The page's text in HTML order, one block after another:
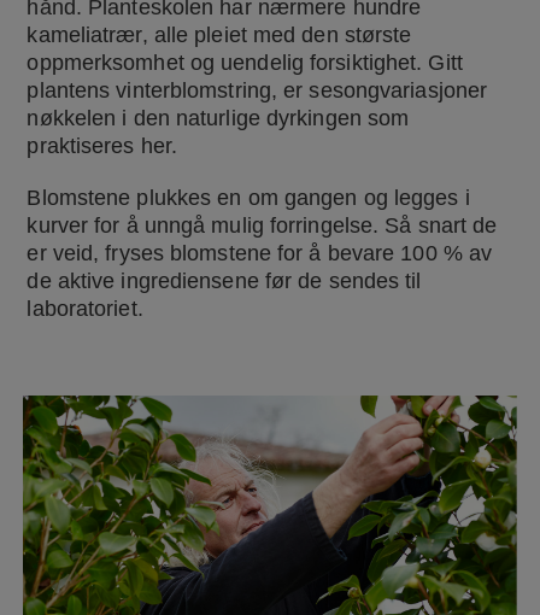
hånd. Planteskolen har nærmere hundre
kameliatrær, alle pleiet med den største
oppmerksomhet og uendelig forsiktighet. Gitt
plantens vinterblomstring, er sesongvariasjoner
nøkkelen i den naturlige dyrkingen som
praktiseres her.
Blomstene plukkes en om gangen og legges i
kurver for å unngå mulig forringelse. Så snart de
er veid, fryses blomstene for å bevare 100 % av
de aktive ingrediensene før de sendes til
laboratoriet.